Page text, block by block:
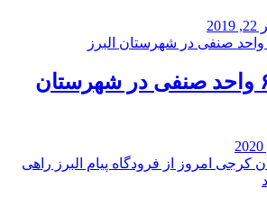
پلمب ۶ واحد صنفی در شهرستان